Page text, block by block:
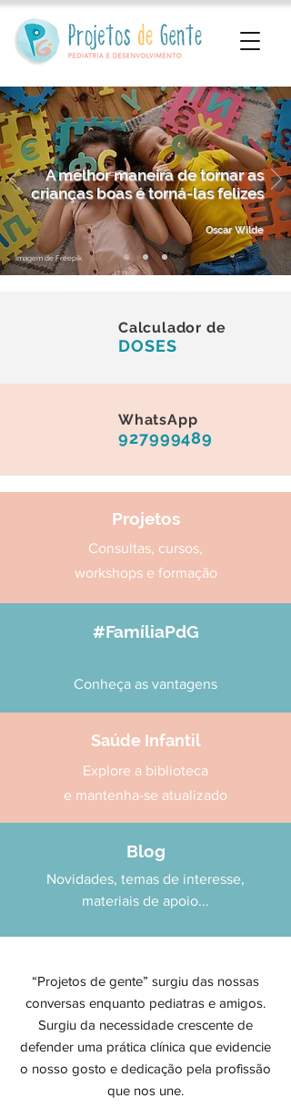
A melhor maneira de tornar as
crianças boas é torná-las felizes
Oscar Wilde
Imagem de Freepik
Calculador de
DOSES
WhatsApp
927999489
Projetos
Consultas, cursos,
workshops e formação
#FamíliaPdG
Conheça as vantagens
Saúde Infantil
Explore a biblioteca
e mantenha-se atualizado
Blog
Novidades, temas de interesse,
materiais de apoio...
“Projetos de gente” surgiu das nossas
conversas enquanto pediatras e amigos.
Surgiu da necessidade crescente de
defender uma prática clínica que evidencie
o nosso gosto e dedicação pela profissão
que nos une.